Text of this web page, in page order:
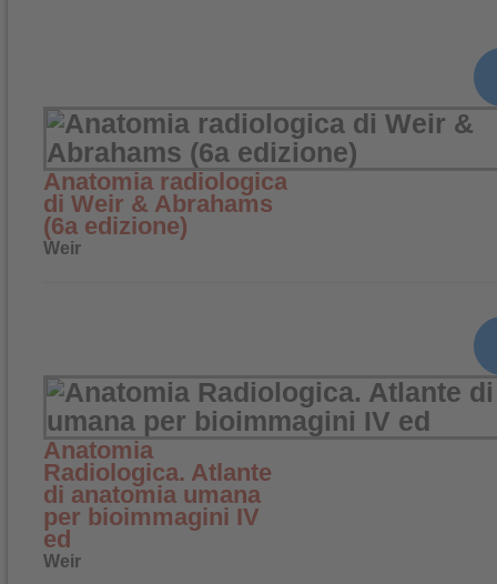
Anatomia radiologica
di Weir & Abrahams
(6a edizione)
Weir
Anatomia
Radiologica. Atlante
di anatomia umana
per bioimmagini IV
ed
Weir